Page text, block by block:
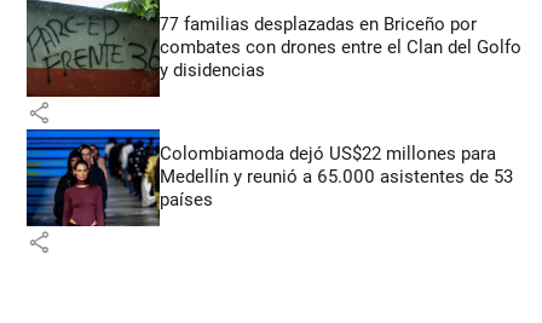
77 familias desplazadas en Briceño por
combates con drones entre el Clan del Golfo
y disidencias
share
Colombiamoda dejó US$22 millones para
Medellín y reunió a 65.000 asistentes de 53
países
share